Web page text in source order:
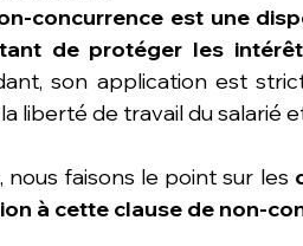
concurrence est une
de protéger les
son application est
liberté de travail du salarié
nous faisons le point sur les
à cette clause de non-